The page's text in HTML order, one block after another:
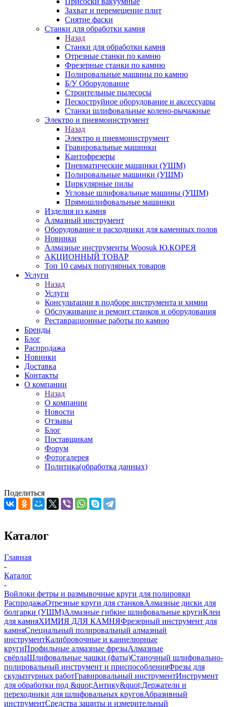
Захват и перемещение плит
Снятие фаски
Станки для обработки камня
Назад
Станки для обработки камня
Отрезные станки по камню
Фрезерные станки по камню
Полировальные машины по камню
Б/У Оборудование
Строительные пылесосы
Пескоструйное оборудование и аксессуары
Станки шлифовальные колено-рычажные
Электро и пневмоинструмент
Назад
Электро и пневмоинструмент
Гравировальные машинки
Кантофрезеры
Пневматические машинки (УШМ)
Полировальные машинки (УШМ)
Циркулярные пилы
Угловые шлифовальные машины (УШМ)
Прямошлифовальные машинки
Изделия из камня
Алмазный инструмент
Оборудование и расходники для каменных полов
Новинки
Алмазные инструменты Woosuk Ю.КОРЕЯ
АКЦИОННЫЙ ТОВАР
Топ 10 самых популярных товаров
Услуги
Назад
Услуги
Консультации в подборе инструмента и химии
Обслуживание и ремонт станков и оборудования
Реставрационные работы по камню
Бренды
Блог
Распродажа
Новинки
Доставка
Контакты
О компании
Назад
О компании
Новости
Отзывы
Блог
Поставщикам
Форум
Фотогалерея
Политика(обработка данных)
Поделиться
Каталог
Главная
-
Каталог
-
Войлоки фетры и размывочные круги для полировки
РаспродажаОтрезные круги для станковАлмазные диски для
болгарки (УШМ)Алмазные гибкие шлифовальные кругиКлеи
для камняХИМИЯ ДЛЯ КАМНЯФрезерный инструмент для
камняСпециальный полировальный алмазный
инструментКалибровочные и каннелюрные
кругиПрофильные алмазные фрезыАлмазные
свёрлаШлифовальные чашки (фаты)Станочный шлифовально-
полировальный инструмент и приспособленияФрезы для
скульптурных работГравировальный инструментИнструмент
для обработки под &quot;Антику&quot;Держатели и
переходники для шлифовальных круговАбразивный
инструментСредства защиты и измерительный